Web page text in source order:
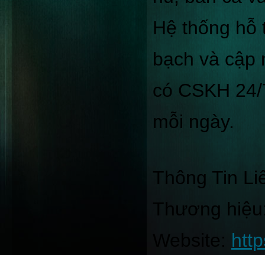
Hệ thống
bạch và cập
có CSKH
mỗi ngày.
Thông Tin
Thương